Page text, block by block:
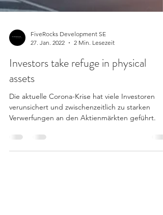
27. Jan. 2022
2 Min. Lesezeit
Investors take refuge in physical
assets
Die aktuelle Corona-Krise hat viele Investoren
verunsichert und zwischenzeitlich zu starken
Verwerfungen an den Aktienmärkten geführt.